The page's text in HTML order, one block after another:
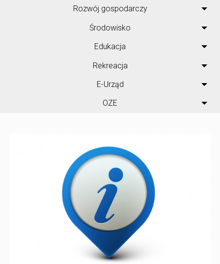
Rozwój gospodarczy
Środowisko
Edukacja
Rekreacja
E-Urząd
OZE